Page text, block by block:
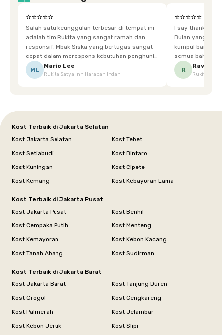
⭐⭐⭐⭐⭐
Salah satu keunggulan terbesar di tempat ini
adalah tim Rukita yang sangat ramah dan
responsif. Mbak Siska yang bertugas sangat
cepat dalam merespons kebutuhan penghuni.
Ketika saya meminta keset karena sempat
terpeleset, permintaan tersebut langsung
ML
Mario Lee
Rukita Satya Inn Harapan Indah
⭐⭐⭐⭐⭐
I say thankyou
Bulan yang super happy! banyak
kumpul bareng
semua bahagia
mgkn saran dari air aja & kebersihan lebih di
R
Ravena
Rukita
Kost Terbaik di Jakarta Selatan
Kost Jakarta Selatan
Kost Tebet
Kost Setiabudi
Kost Bintaro
Kost Kuningan
Kost Cipete
Kost Kemang
Kost Kebayoran Lama
Kost Terbaik di Jakarta Pusat
Kost Jakarta Pusat
Kost Benhil
Kost Cempaka Putih
Kost Menteng
Kost Kemayoran
Kost Kebon Kacang
Kost Tanah Abang
Kost Sudirman
Kost Terbaik di Jakarta Barat
Kost Jakarta Barat
Kost Tanjung Duren
Kost Grogol
Kost Cengkareng
Kost Palmerah
Kost Jelambar
Kost Kebon Jeruk
Kost Slipi